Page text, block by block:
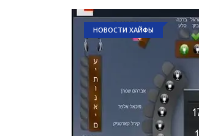
НОВОСТИ ХАЙФЫ